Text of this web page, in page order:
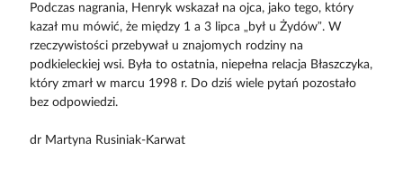
Podczas nagrania, Henryk wskazał na ojca, jako tego, który
kazał mu mówić, że między 1 a 3 lipca „był u Żydów”. W
rzeczywistości przebywał u znajomych rodziny na
podkieleckiej wsi. Była to ostatnia, niepełna relacja Błaszczyka,
który zmarł w marcu 1998 r. Do dziś wiele pytań pozostało
bez odpowiedzi.
dr Martyna Rusiniak-Karwat